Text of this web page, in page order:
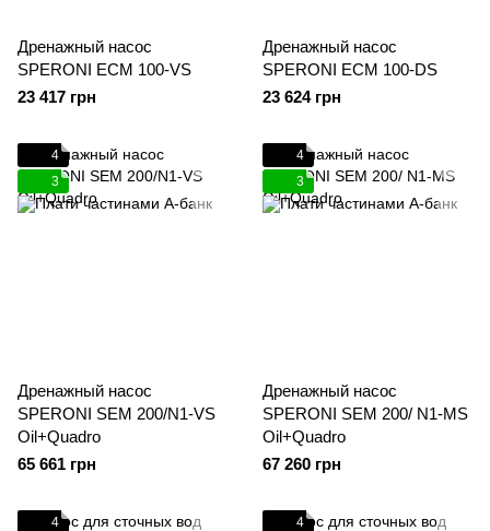
Дренажный насос
SPERONI ECM 100-VS
23 417 грн
Дренажный насос
SPERONI ECM 100-DS
23 624 грн
4
3
Дренажный насос
SPERONI SEM 200/N1-VS
Oil+Quadro
65 661 грн
4
3
Дренажный насос
SPERONI SEM 200/ N1-MS
Oil+Quadro
67 260 грн
4
4